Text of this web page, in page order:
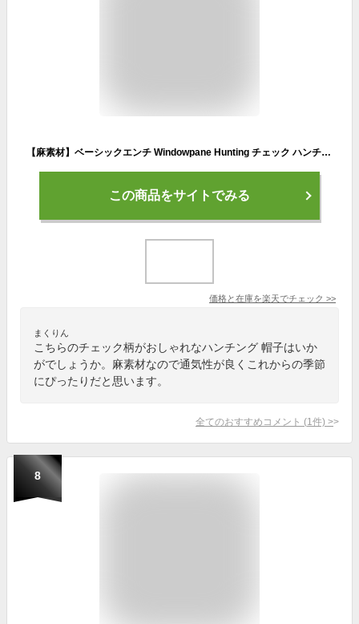
【麻素材】ベーシックエンチ Windowpane Hunting チェック ハンチング 帽子 トラディショナル クラシック リネン メンズ レディース 春夏 シンプル ゴルフ 鳥打帽 アウトドア アイビー 黒 全3色 フリーサイズ bcl-k90355
この商品をサイトでみる
価格と在庫を楽天でチェック >>
まくりん
こちらのチェック柄がおしゃれなハンチング 帽子はいか
がでしょうか。麻素材なので通気性が良くこれからの季節
にぴったりだと思います。
全てのおすすめコメント (1 件) >
8